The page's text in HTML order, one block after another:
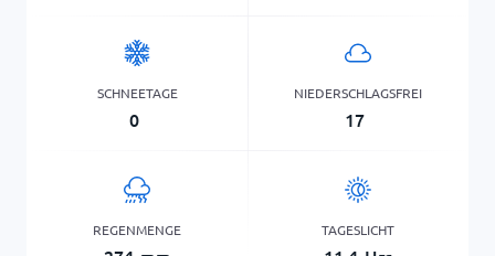
SCHNEETAGE
0
NIEDERSCHLAGSFREI
17
REGENMENGE TAGESLICHT